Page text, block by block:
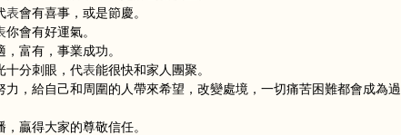
表會有喜事，或是節慶。
你會有好運氣。
，富有，事業成功。
十分刺眼，代表能很快和家人團聚。
力，給自己和周圍的人帶來希望，改變處境，一切痛苦困難都會成為過
贏得大家的尊敬信任。